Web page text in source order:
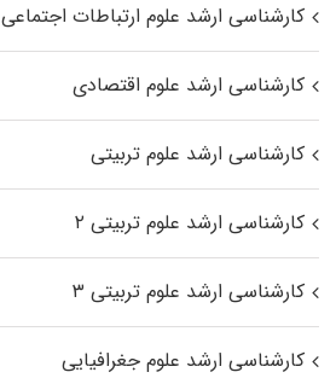
کارشناسی ارشد علوم ارتباطات اجتماعی
کارشناسی ارشد علوم اقتصادی
کارشناسی ارشد علوم تربیتی
کارشناسی ارشد علوم تربیتی ۲
کارشناسی ارشد علوم تربیتی ۳
کارشناسی ارشد علوم جغرافیایی